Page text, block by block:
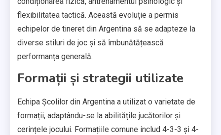
flexibilitatea tactică. Această evoluție a permis
echipelor de tineret din Argentina să se adapteze la
diverse stiluri de joc și să îmbunătățească
performanța generală.
Formații și strategii utilizate
Echipa Școlilor din Argentina a utilizat o varietate de
formații, adaptându-se la abilitățile jucătorilor și
cerințele jocului. Formațiile comune includ 4-3-3 și 4-